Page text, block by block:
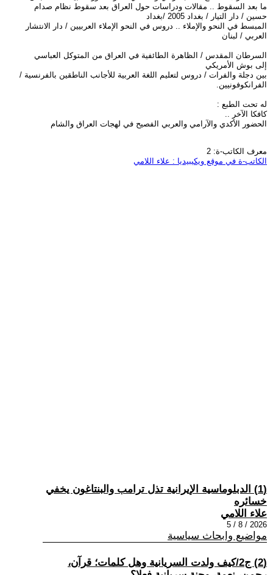
ما بعد السقوط .. مقالات ودراسات حول العراق بعد سقوط نظام صدام
حسين / دار التيار / بغداد 2005 /بغداد
المبسط في النحو والإملاء .. دروس في النحو الإملاء العربيين / دار الانتشار
العربي / لبنان
السرطان المقدس / الظاهرة الطائفية في العراق من المتوكل العباسي
إلى بوش الأمريكي
بين دجلة والفرات / دروس لتعليم اللغة العربية للأجانب الناطقين بالفرنسية /
الفرانكوفونيين.
له تحت الطبع :
كافكا الآخر ..
الحضور الأكدي والآرامي والعربي الفصيح في لهجات العراق والشام
معرف الكاتب-ة: 2
الكاتب-ة في موقع ويكيبيديا : علاء اللامي
(1) الدبلوماسية الإيرانية تذل ترامب والبنتاغون يخفي
خسائره
علاء اللامي
2026 / 8 / 5
مواضيع وابحاث سياسية
(2) ج2/كيف ولدت السريانية وهل كلمات؛ قرآن،